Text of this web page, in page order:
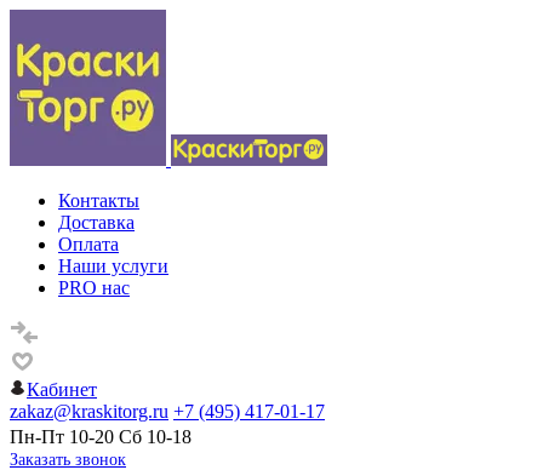
Контакты
Доставка
Оплата
Наши услуги
PRO нас
Кабинет
zakaz@kraskitorg.ru +7 (495) 417-01-17
Пн-Пт 10-20 Сб 10-18
Заказать звонок